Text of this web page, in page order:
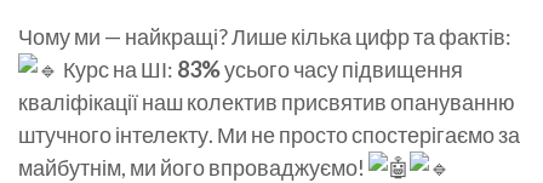
Чому ми — найкращі? Лише кілька цифр та фактів:
Курс на ШІ: 83%усього часу підвищення
кваліфікації наш колектив присвятив опануванню
штучного інтелекту. Ми не просто спостерігаємо за
майбутнім, ми його впроваджуємо!